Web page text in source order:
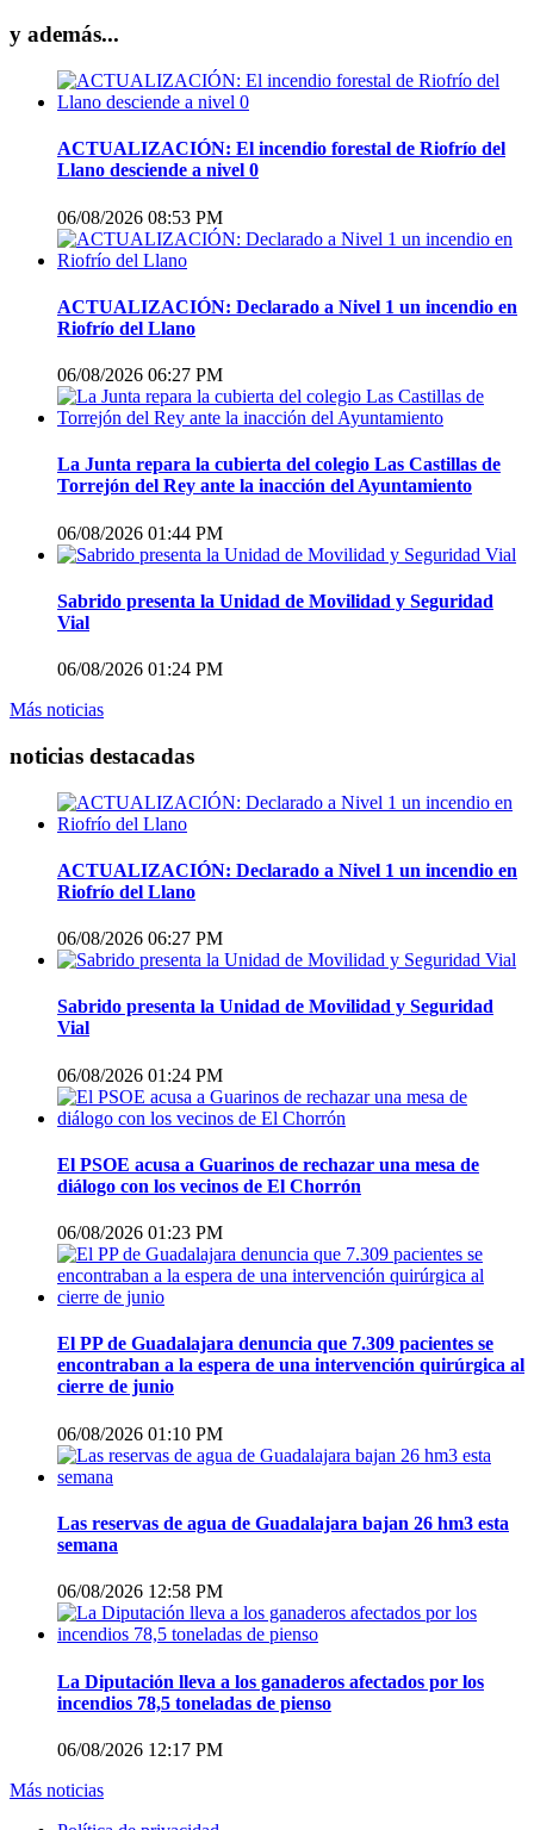
y además...
ACTUALIZACIÓN: El incendio forestal de Riofrío del
Llano desciende a nivel 0
06/08/2026 08:53 PM
ACTUALIZACIÓN: Declarado a Nivel 1 un incendio en
Riofrío del Llano
06/08/2026 06:27 PM
La Junta repara la cubierta del colegio Las Castillas de
Torrejón del Rey ante la inacción del Ayuntamiento
06/08/2026 01:44 PM
Sabrido presenta la Unidad de Movilidad y Seguridad
Vial
06/08/2026 01:24 PM
Más noticias
noticias destacadas
ACTUALIZACIÓN: Declarado a Nivel 1 un incendio en
Riofrío del Llano
06/08/2026 06:27 PM
Sabrido presenta la Unidad de Movilidad y Seguridad
Vial
06/08/2026 01:24 PM
El PSOE acusa a Guarinos de rechazar una mesa de
diálogo con los vecinos de El Chorrón
06/08/2026 01:23 PM
El PP de Guadalajara denuncia que 7.309 pacientes se
encontraban a la espera de una intervención quirúrgica al
cierre de junio
06/08/2026 01:10 PM
Las reservas de agua de Guadalajara bajan 26 hm3 esta
semana
06/08/2026 12:58 PM
La Diputación lleva a los ganaderos afectados por los
incendios 78,5 toneladas de pienso
06/08/2026 12:17 PM
Más noticias